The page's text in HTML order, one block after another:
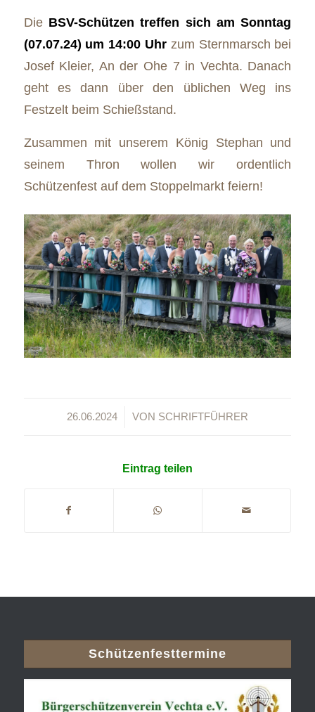
Die BSV-Schützen treffen sich am Sonntag
(07.07.24) um 14:00 Uhr zum Sternmarsch bei
Josef Kleier, An der Ohe 7 in Vechta. Danach
geht es dann über den üblichen Weg ins
Festzelt beim Schießstand.
Zusammen mit unserem König Stephan und
seinem Thron wollen wir ordentlich
Schützenfest auf dem Stoppelmarkt feiern!
26.06.2024
/ VON SCHRIFTFÜHRER
Eintrag teilen
Schützenfesttermine